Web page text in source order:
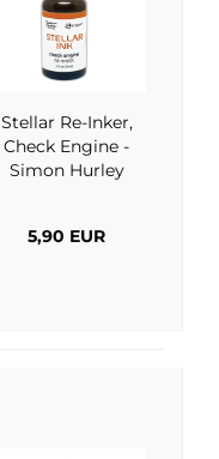
Stellar Re-Inker,
Check Engine -
Simon Hurley
5,90 EUR